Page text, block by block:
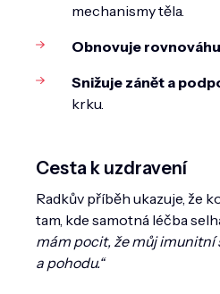
mechanismy těla.
Obnovuje
Snižuje zánět a
krku.
Cesta k uzdravení
Radkův příběh ukazuje, že
tam, kde samotná léčba
mám pocit, že můj imunitní
a pohodu.“